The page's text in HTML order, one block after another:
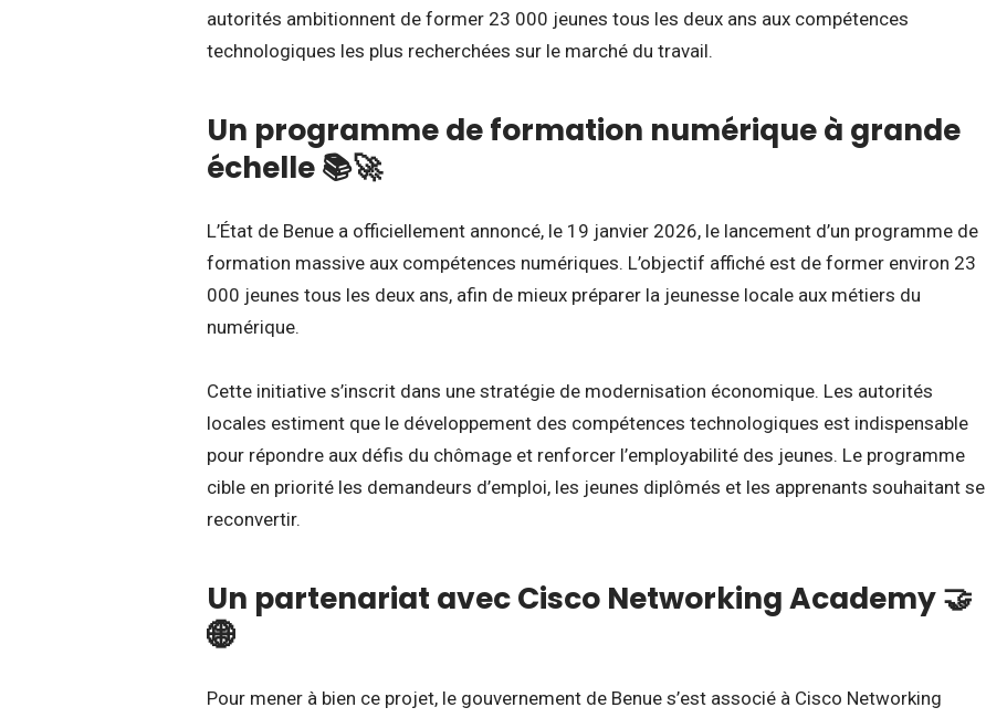
autorités ambitionnent de former 23 000 jeunes tous les deux ans aux compétences
technologiques les plus recherchées sur le marché du travail.
Un programme de formation numérique à grande
échelle 📚🚀
L’État de Benue a officiellement annoncé, le 19 janvier 2026, le lancement d’un programme de
formation massive aux compétences numériques. L’objectif affiché est de former environ 23
000 jeunes tous les deux ans, afin de mieux préparer la jeunesse locale aux métiers du
numérique.
Cette initiative s’inscrit dans une stratégie de modernisation économique. Les autorités
locales estiment que le développement des compétences technologiques est indispensable
pour répondre aux défis du chômage et renforcer l’employabilité des jeunes. Le programme
cible en priorité les demandeurs d’emploi, les jeunes diplômés et les apprenants souhaitant se
reconvertir.
Un partenariat avec Cisco Networking Academy 🤝
🌐
Pour mener à bien ce projet, le gouvernement de Benue s’est associé à Cisco Networking